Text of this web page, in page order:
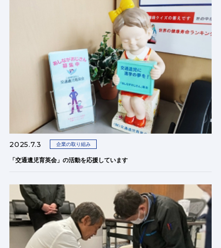
2025.7.3 企業の取り組み
「交通遺児育英会」の活動を応援しています